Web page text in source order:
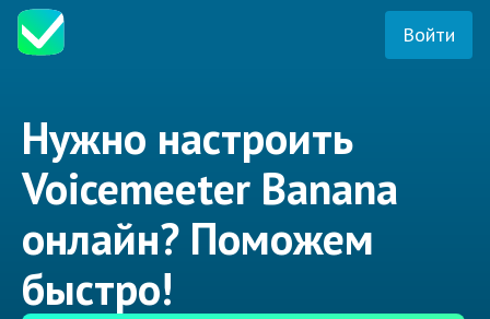
Войти
Нужно настроить
Voicemeeter Banana
онлайн? Поможем
быстро!